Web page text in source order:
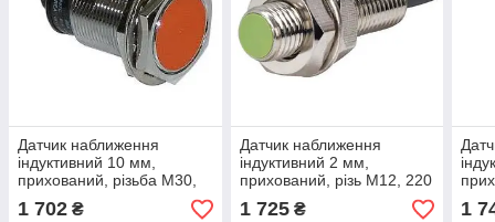
Датчик наближення
індуктивний 10 мм,
прихований, різьба М30,
PNP, нормально відкритий
1 702 ₴
Датчик наближення
індуктивний 2 мм,
прихований, різь М12, 220
VAC, нормально відкритий
1 725₴ 1